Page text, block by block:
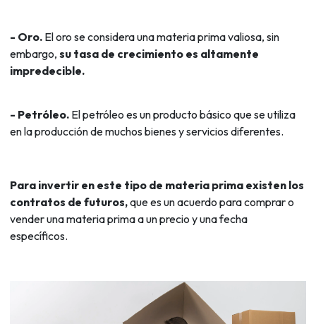
- Oro. El oro se considera una materia prima valiosa, sin
embargo, su tasa de crecimiento es altamente
impredecible.
- Petróleo. El petróleo es un producto básico que se utiliza
en la producción de muchos bienes y servicios diferentes.
Para invertir en este tipo de materia prima existen los
contratos de futuros,que es un acuerdo para comprar o
vender una materia prima a un precio y una fecha
específicos.